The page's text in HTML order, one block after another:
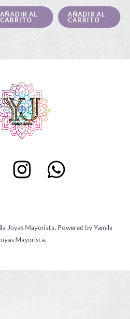
AÑADIR AL
CARRITO
AÑADIR AL
CARRITO
Joyas Mayorista. Powered by Yamila
Mayorista.